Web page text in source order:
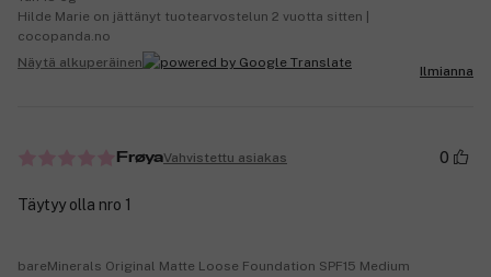
Hilde Marie on jättänyt tuotearvostelun 2 vuotta sitten |
cocopanda.no
Näytä alkuperäinen
Ilmianna
FrøyaVahvistettu asiakas 0
Täytyy olla nro 1
bareMinerals Original Matte Loose Foundation SPF15 Medium